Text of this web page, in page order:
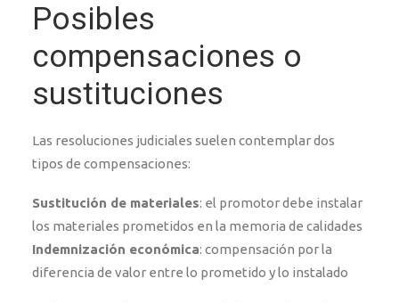
Posibles
compensaciones o
sustituciones
Las resoluciones judiciales suelen contemplar dos
tipos de compensaciones:
Sustitución de materiales: el promotor debe instalar
los materiales prometidos en la memoria de calidades
Indemnización económica: compensación por la
diferencia de valor entre lo prometido y lo instalado